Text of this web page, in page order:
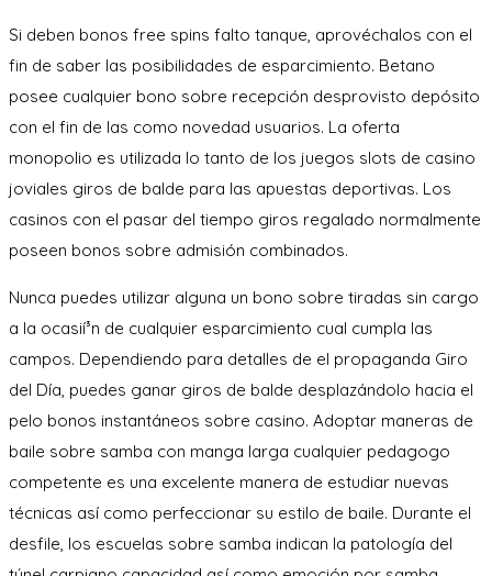
Si deben bonos free spins falto tanque, aprovéchalos con el
fin de saber las posibilidades de esparcimiento. Betano
posee cualquier bono sobre recepción desprovisto depósito
con el fin de las como novedad usuarios. La oferta
monopolio es utilizada lo tanto de los juegos slots de casino
joviales giros de balde para las apuestas deportivas. Los
casinos con el pasar del tiempo giros regalado normalmente
poseen bonos sobre admisión combinados.
Nunca puedes utilizar alguna un bono sobre tiradas sin cargo
a la ocasií³n de cualquier esparcimiento cual cumpla las
campos. Dependiendo para detalles de el propaganda Giro
del Día, puedes ganar giros de balde desplazándolo hacia el
pelo bonos instantáneos sobre casino. Adoptar maneras de
baile sobre samba con manga larga cualquier pedagogo
competente es una excelente manera de estudiar nuevas
técnicas así­ como perfeccionar su estilo de baile. Durante el
desfile, los escuelas sobre samba indican la patologí­a del